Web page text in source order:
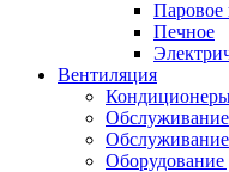
Паровое
Печное
Вентиляция
Оборудование